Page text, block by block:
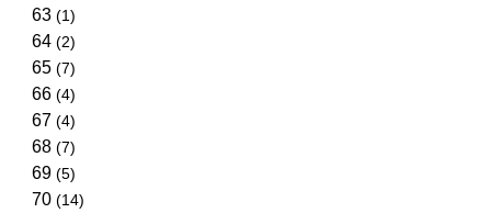
63(1)
64(2)
65(7)
66(4)
67(4)
68(7)
69(5)
70(14)